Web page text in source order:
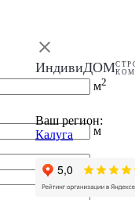
ИндивиДОМ
Ваш регион:
Калуга
м2
м